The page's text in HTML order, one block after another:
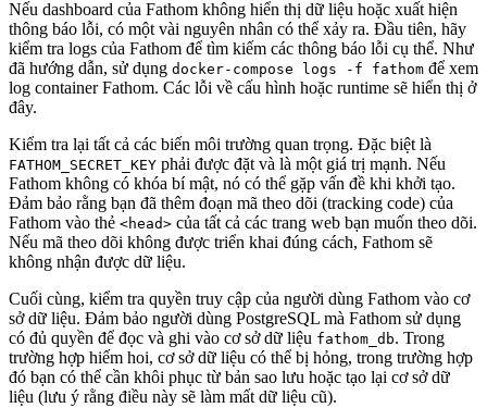
Nếu dashboard của Fathom không hiển thị dữ liệu hoặc xuất hiện
thông báo lỗi, có một vài nguyên nhân có thể xảy ra. Đầu tiên, hãy
kiểm tra logs của Fathom để tìm kiếm các thông báo lỗi cụ thể. Như
đã hướng dẫn, sử dụng docker-compose logs -f fathom để xem
log container Fathom. Các lỗi về cấu hình hoặc runtime sẽ hiển thị ở
đây.
Kiểm tra lại tất cả các biến môi trường quan trọng. Đặc biệt là
FATHOM_SECRET_KEY phải được đặt và là một giá trị mạnh. Nếu
Fathom không có khóa bí mật, nó có thể gặp vấn đề khi khởi tạo.
Đảm bảo rằng bạn đã thêm đoạn mã theo dõi (tracking code) của
Fathom vào thẻ <head> của tất cả các trang web bạn muốn theo dõi.
Nếu mã theo dõi không được triển khai đúng cách, Fathom sẽ
không nhận được dữ liệu.
Cuối cùng, kiểm tra quyền truy cập của người dùng Fathom vào cơ
sở dữ liệu. Đảm bảo người dùng PostgreSQL mà Fathom sử dụng
có đủ quyền để đọc và ghi vào cơ sở dữ liệu fathom_db. Trong
trường hợp hiếm hoi, cơ sở dữ liệu có thể bị hỏng, trong trường hợp
đó bạn có thể cần khôi phục từ bản sao lưu hoặc tạo lại cơ sở dữ
liệu (lưu ý rằng điều này sẽ làm mất dữ liệu cũ).